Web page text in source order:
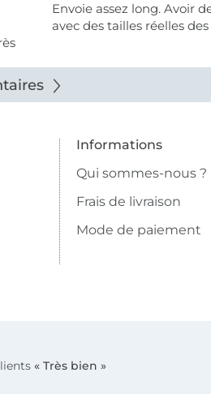
Envoie assez long. Avoir
avec des tailles réelles
Informations
Qui sommes-nous ?
Frais de livraison
Mode de paiement
« Très bien »